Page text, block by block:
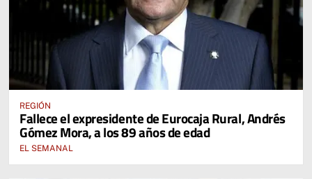
REGIÓN
Fallece el expresidente de Eurocaja Rural, Andrés
Gómez Mora, a los 89 años de edad
EL SEMANAL